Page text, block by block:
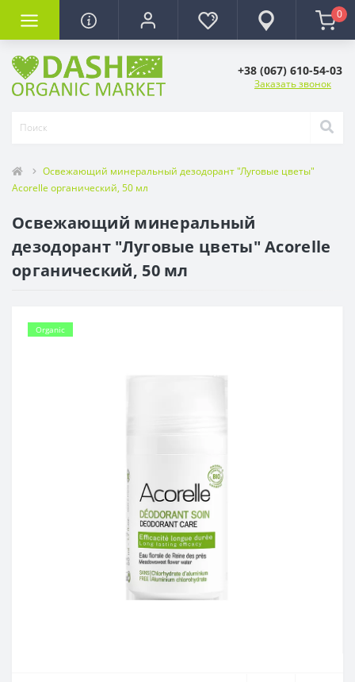
0
+38 (067) 610-54-03
Заказать звонок
Освежающий минеральный дезодорант "Луговые цветы"
Acorelle органический, 50 мл
Освежающий минеральный
дезодорант "Луговые цветы" Acorelle
органический, 50 мл
Organic